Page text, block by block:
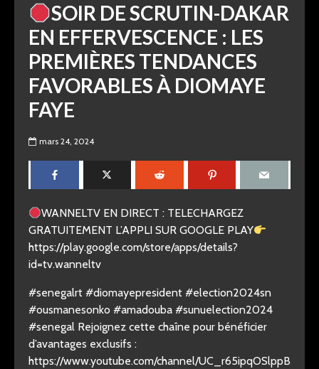
SOIR DE SCRUTIN-DAKAR
EN EFFERVESCENCE : LES
PREMIÈRES TENDANCES
FAVORABLES À DIOMAYE
FAYE
mars 24, 2024
WANNELTV EN DIRECT : TELECHARGEZ
GRATUITEMENT L’APPLI SUR GOOGLE PLAY
https://play.google.com/store/apps/details?
id=tv.wanneltv
#senegalrt #diomayepresident #election2024sn
#ousmanesonko #amadouba #sunuelection2024
#senegal Rejoignez cette chaîne pour bénéficier
d’avantages exclusifs :
https://www.youtube.com/channel/UC_r65ipqOSlppB